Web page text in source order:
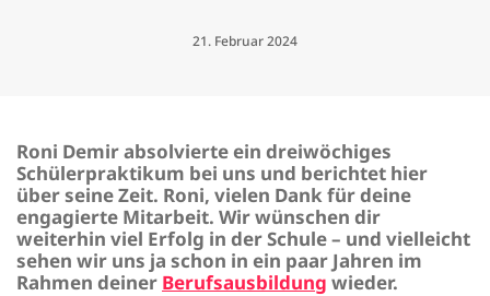
21. Februar 2024
Roni Demir absolvierte ein dreiwöchiges
Schülerpraktikum bei uns und berichtet hier
über seine Zeit. Roni, vielen Dank für deine
engagierte Mitarbeit. Wir wünschen dir
weiterhin viel Erfolg in der Schule – und vielleicht
sehen wir uns ja schon in ein paar Jahren im
Rahmen deiner Berufsausbildung wieder.